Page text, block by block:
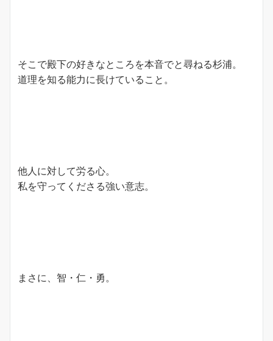
そこで殿下の好きなところを本音でと尋ねる杉浦。
道理を知る能力に長けていること。
他人に対して労る心。
私を守ってくださる強い意志。
まさに、智・仁・勇。